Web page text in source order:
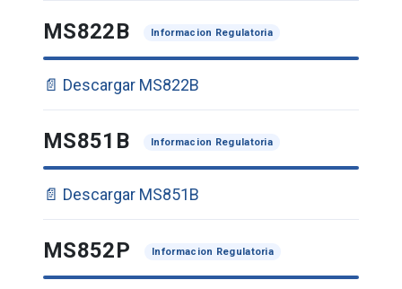
MS822B Informacion Regulatoria
📄 Descargar MS822B
MS851B Informacion Regulatoria
📄 Descargar MS851B
MS852P Informacion Regulatoria